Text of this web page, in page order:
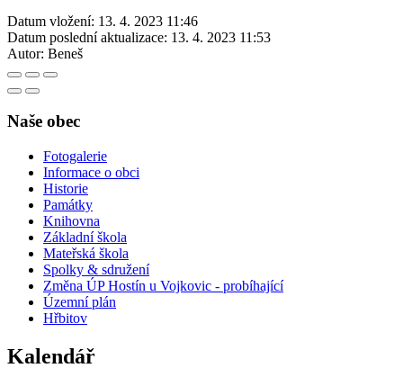
Datum vložení: 13. 4. 2023 11:46
Datum poslední aktualizace: 13. 4. 2023 11:53
Autor: Beneš
Naše obec
Fotogalerie
Informace o obci
Historie
Památky
Knihovna
Základní škola
Mateřská škola
Spolky & sdružení
Změna ÚP Hostín u Vojkovic - probíhající
Územní plán
Hřbitov
Kalendář